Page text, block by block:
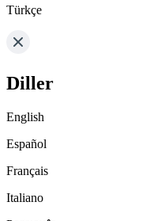
Türkçe
Diller
English
Español
Français
Italiano